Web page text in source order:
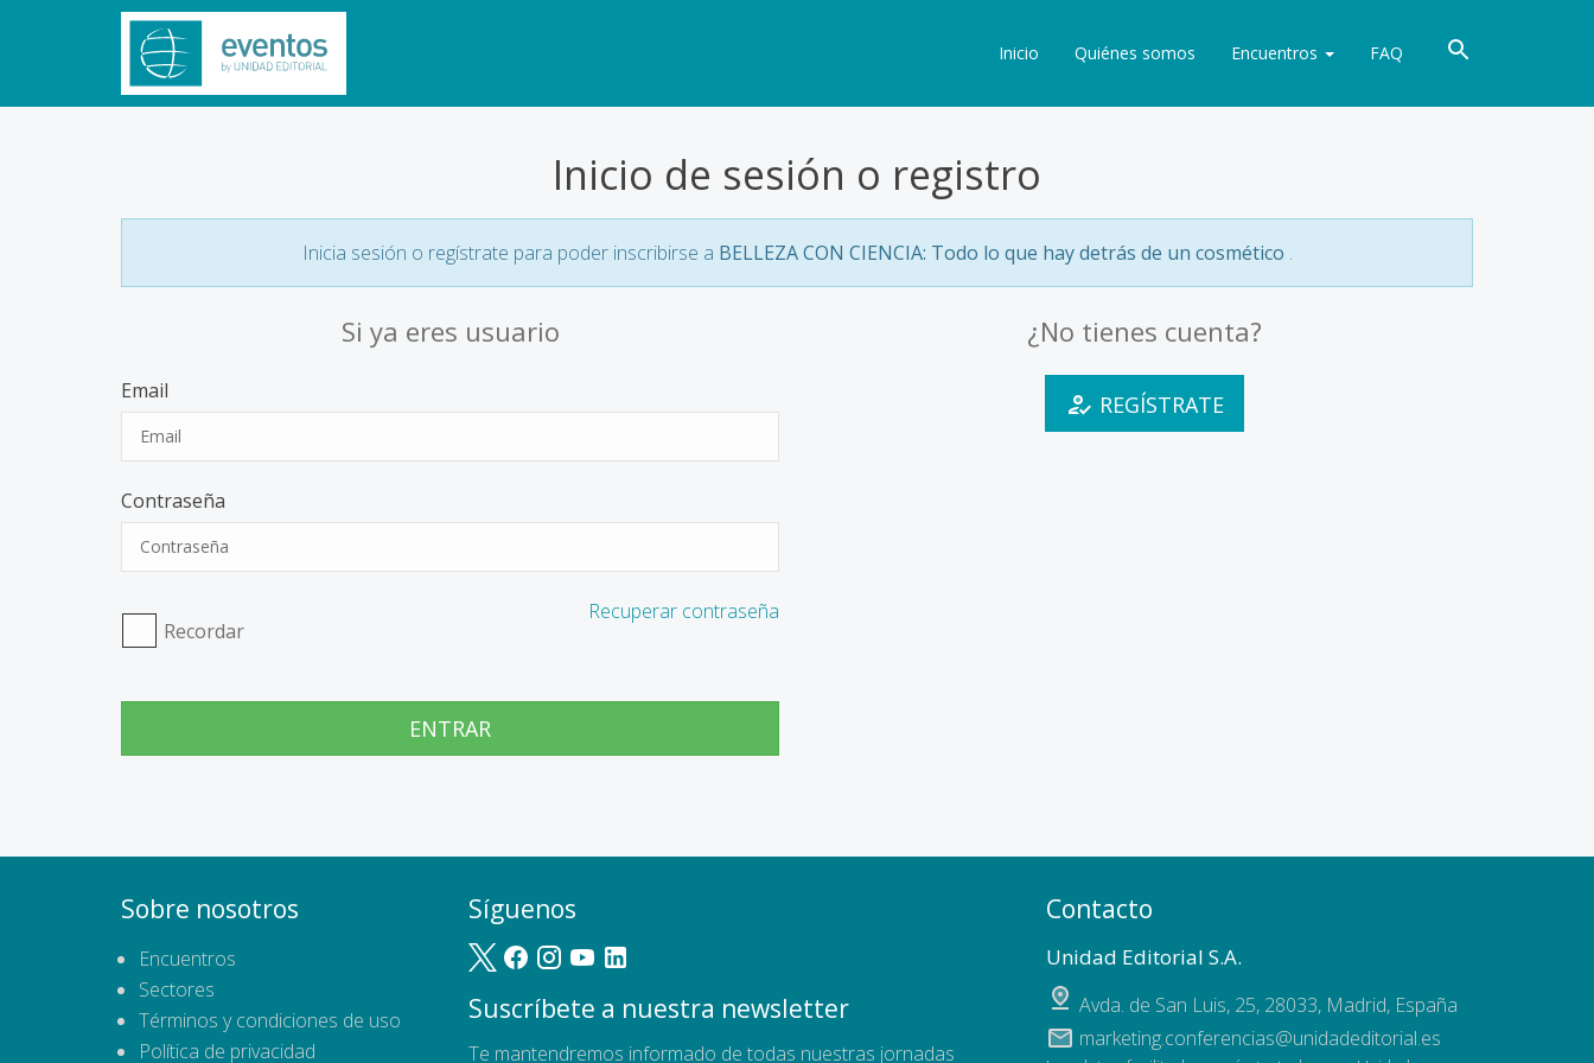
Inicio Quiénes somos Encuentros FAQ
Inicio de sesión o registro
Inicia sesión o regístrate para poder inscribirse a BELLEZA CON CIENCIA: Todo lo que hay detrás de un cosmético .
Si ya eres usuario
Email
Contraseña
Recordar
Recuperar contraseña
ENTRAR
¿No tienes cuenta?
REGÍSTRATE
Sobre nosotros
Encuentros
Sectores
Términos y condiciones de uso
Política de privacidad
Síguenos
Suscríbete a nuestra newsletter
Te mantendremos informado de todas nuestras jornadas
Contacto
Unidad Editorial S.A.
Avda. de San Luis, 25, 28033, Madrid, España
marketing.conferencias@unidadeditorial.es